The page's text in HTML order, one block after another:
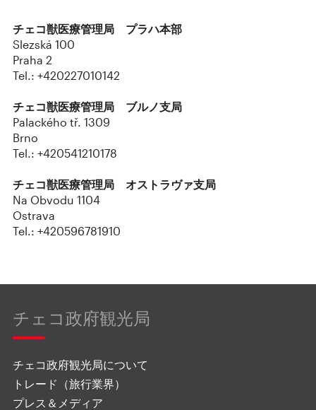
チェコ獣医療管理局 プラハ本部
Slezská 100
Praha 2
Tel.: +420227010142
チェコ獣医療管理局 ブルノ支局
Palackého tř. 1309
Brno
Tel.: +420541210178
チェコ獣医療管理局 オストラヴァ支局
Na Obvodu 1104
Ostrava
Tel.: +420596781910
チェコ政府観光局
チェコ政府観光局について
トレード（旅行業界）
プレス＆メディア